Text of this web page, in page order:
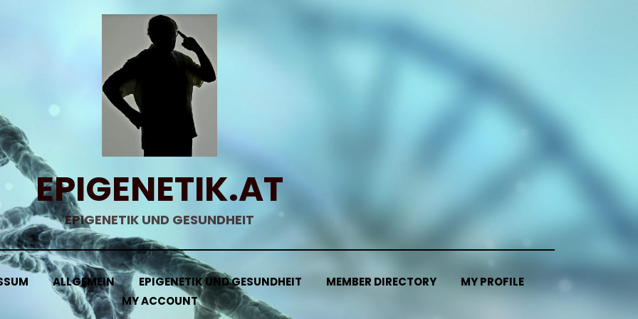
EPIGENETIK.AT
EPIGENETIK UND GESUNDHEIT
ALLGEMEIN EPIGENETIK UND GESUNDHEIT MEMBER DIRECTORY
MY PROFILE
MY ACCOUNT